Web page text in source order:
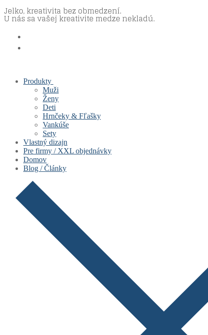
Preskočiť
na
Menu
Zavrieť
Jelko, kreativita bez obmedzení.
U nás sa vašej kreativite medze nekladú.
Produkty
Muži
Ženy
Deti
Hrnčeky & Fľašky
Vankúše
Sety
Vlastný dizajn
Pre firmy / XXL objednávky
Domov
Blog / Články